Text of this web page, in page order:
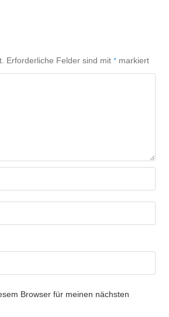
Erforderliche Felder sind mit * markiert
Browser für meinen nächsten